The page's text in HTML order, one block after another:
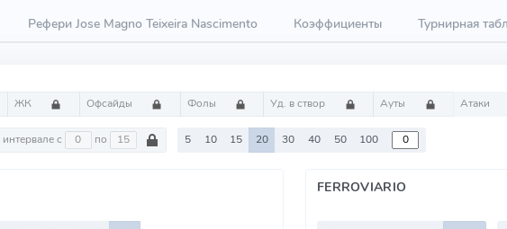
Рефери Jose Magno Teixeira Nascimento Коэффициенты Турнирная
ЖК Офсайды Фолы Уд. в створ Ауты Атаки
На интервале с по 5 10 15 20 30 40 50 100
FERROVIARIO